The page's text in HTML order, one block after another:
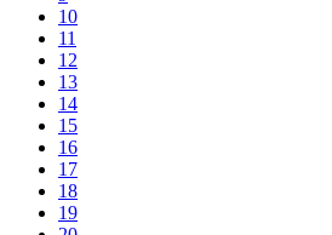
10
11
12
13
14
15
16
17
18
19